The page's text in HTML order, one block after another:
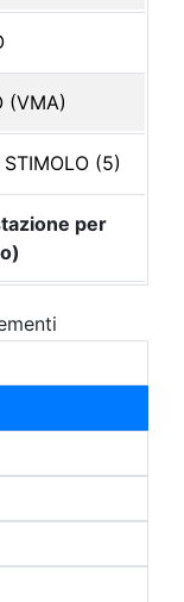
(VMA)
STIMOLO (5)
per